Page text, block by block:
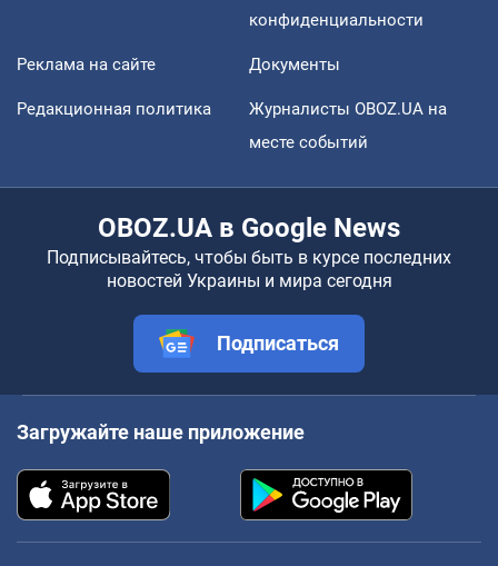
конфиденциальности
Реклама на сайте Документы
Редакционная политика
Журналисты OBOZ.UA на
месте событий
OBOZ.UA в Google News
Подписывайтесь, чтобы быть в курсе последних
новостей Украины и мира сегодня
Подписаться
Загружайте наше приложение